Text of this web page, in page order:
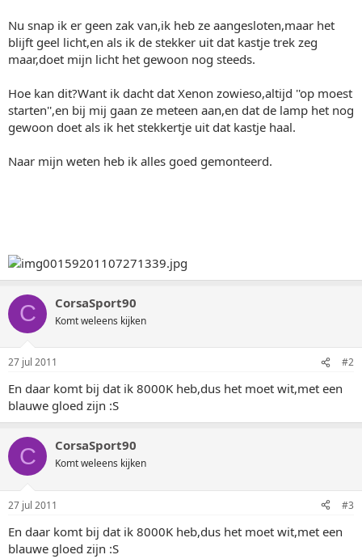
Nu snap ik er geen zak van,ik heb ze aangesloten,maar het
blijft geel licht,en als ik de stekker uit dat kastje trek zeg
maar,doet mijn licht het gewoon nog steeds.
Hoe kan dit?Want ik dacht dat Xenon zowieso,altijd ''op moest
starten'',en bij mij gaan ze meteen aan,en dat de lamp het nog
gewoon doet als ik het stekkertje uit dat kastje haal.
Naar mijn weten heb ik alles goed gemonteerd.
C CorsaSport90
Komt weleens kijken
27 jul 2011 #2
En daar komt bij dat ik 8000K heb,dus het moet wit,met een
blauwe gloed zijn :S
C CorsaSport90
Komt weleens kijken
27 jul 2011 #3
En daar komt bij dat ik 8000K heb,dus het moet wit,met een
blauwe gloed zijn :S